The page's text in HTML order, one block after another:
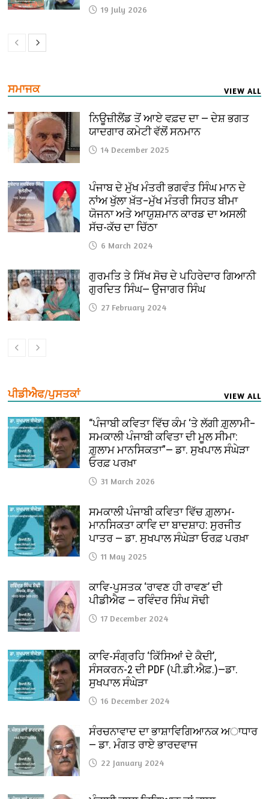
19 July 2026
ਸਮਾਜਕ VIEW ALL
ਨਿਊਜ਼ੀਲੈਂਡ ਤੋਂ ਆਏ ਵਫ਼ਦ ਦਾ — ਦੇਸ਼ ਭਗਤ
ਯਾਦਗਾਰ ਕਮੇਟੀ ਵੱਲੋਂ ਸਨਮਾਨ
14 December 2025
ਪੰਜਾਬ ਦੇ ਮੁੱਖ ਮੰਤਰੀ ਭਗਵੰਤ ਸਿੰਘ ਮਾਨ ਦੇ
ਨਾਂਅ ਖੁੱਲਾ ਖ਼ੱਤ–ਮੁੱਖ ਮੰਤਰੀ ਸਿਹਤ ਬੀਮਾ
ਯੋਜਨਾ ਅਤੇ ਆਯੁਸ਼ਮਾਨ ਕਾਰਡ ਦਾ ਅਸਲੀ
ਸੱਚ-ਕੱਚ ਦਾ ਚਿੱਠਾ
6 March 2024
ਗੁਰਮਤਿ ਤੇ ਸਿੱਖ ਸੋਚ ਦੇ ਪਹਿਰੇਦਾਰ ਗਿਆਨੀ
ਗੁਰਦਿਤ ਸਿੰਘ— ਉਜਾਗਰ ਸਿੰਘ
27 February 2024
ਪੀਡੀਐਫ/ਪੁਸਤਕਾਂ VIEW ALL
“ਪੰਜਾਬੀ ਕਵਿਤਾ ਵਿੱਚ ਕੰਮ ‘ਤੇ ਲੱਗੀ ਗ਼ੁਲਾਮੀ–
ਸਮਕਾਲੀ ਪੰਜਾਬੀ ਕਵਿਤਾ ਦੀ ਮੂਲ ਸੀਮਾ:
ਗ਼ੁਲਾਮ ਮਾਨਸਿਕਤਾ”— ਡਾ. ਸੁਖਪਾਲ ਸੰਘੇੜਾ
ਓਰਫ਼ ਪਰਖ਼ਾ
31 March 2026
ਸਮਕਾਲੀ ਪੰਜਾਬੀ ਕਵਿਤਾ ਵਿੱਚ ਗ਼ੁਲਾਮ-
ਮਾਨਸਿਕਤਾ ਕਾਵਿ ਦਾ ਬਾਦਸ਼ਾਹ: ਸੁਰਜੀਤ
ਪਾਤਰ — ਡਾ. ਸੁਖਪਾਲ ਸੰਘੇੜਾ ਓਰਫ਼ ਪਰਖ਼ਾ
11 May 2025
ਕਾਵਿ-ਪੁਸਤਕ ‘ਰਾਵਣ ਹੀ ਰਾਵਣ’ ਦੀ
ਪੀਡੀਐਫ — ਰਵਿੰਦਰ ਸਿੰਘ ਸੋਢੀ
17 December 2024
ਕਾਵਿ-ਸੰਗ੍ਰਹਿ ‘ਕਿੱਸਿਆਂ ਦੇ ਕੈਦੀ’,
ਸੰਸਕਰਨ-2 ਦੀ PDF (ਪੀ.ਡੀ.ਐਫ਼.)—ਡਾ.
ਸੁਖਪਾਲ ਸੰਘੇੜਾ
16 December 2024
ਸੰਰਚਨਾਵਾਦ ਦਾ ਭਾਸ਼ਾਵਿਗਿਆਨਕ ਅਾਧਾਰ
— ਡਾ. ਮੰਗਤ ਰਾਏ ਭਾਰਦਵਾਜ
22 January 2024